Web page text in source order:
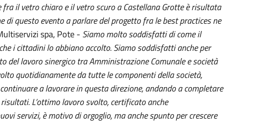
il vetro chiaro e il vetro scuro a Castellana Grotte è risultata
di questo evento a parlare del progetto fra le best practices ne
spa, Pote - Siamo molto soddisfatti di come il
i cittadini lo abbiano accolto. Siamo soddisfatti anche per
del lavoro sinergico tra Amministrazione Comunale e società
quotidianamente da tutte le componenti della società,
a lavorare in questa direzione, andando a completare
L’ottimo lavoro svolto, certificato anche
servizi, è motivo di orgoglio, ma anche spunto per crescere